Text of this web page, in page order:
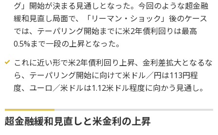
グ」開始が決まる見通しとなった。今回のような超金融
緩和見直し局面で、「リーマン・ショック」後のケース
では、テーパリング開始までに米2年債利回りは最高
0.5%まで一段の上昇となった。
これに近い形で米2年債利回り上昇、金利差拡大となるな
ら、テーパリング開始に向けて米ドル／円は113円程
度、ユーロ／米ドルは1.12米ドル程度に向かう見通し。
超金融緩和見直しと米金利の上昇